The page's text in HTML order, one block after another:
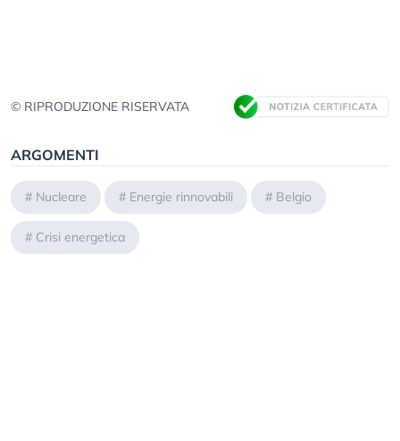
© RIPRODUZIONE RISERVATA
ARGOMENTI
# Nucleare # Energie rinnovabili # Belgio
# Crisi energetica